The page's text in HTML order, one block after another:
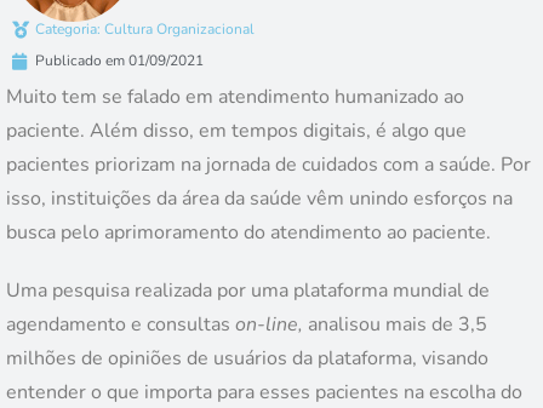
Categoria: Cultura Organizacional
Publicado em01/09/2021
Muito tem se falado em atendimento humanizado ao
paciente. Além disso, em tempos digitais, é algo que
pacientes priorizam na jornada de cuidados com a saúde. Por
isso, instituições da área da saúde vêm unindo esforços na
busca pelo aprimoramento do atendimento ao paciente.
Uma pesquisa realizada por uma plataforma mundial de
agendamento e consultas on-line, analisou mais de 3,5
milhões de opiniões de usuários da plataforma, visando
entender o que importa para esses pacientes na escolha do